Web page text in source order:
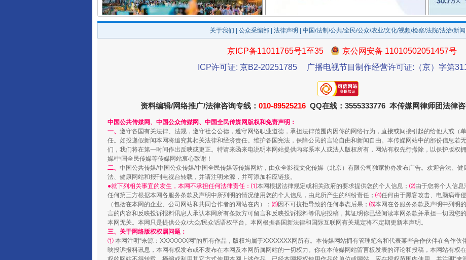
千年窑火 生生不息
揭开“小金库”的免责幌子 以产业富民促振兴
关于我们 公众采编部 法律声明 | 中国/法制/公共/全民/公众/农业/文化/视频/检察/法院/法治/新闻
京ICP备11011765号1至35
京公网安备 11010502051457号
ICP许可证: 京B2-20251785
广播电视节目制作经营许可证:（京）字第
资料编辑/网络推广/法律咨询专线： 010-89525216 QQ在线：3555333776 本传媒网律师团法律咨
中国公共传媒网、中国公众传媒网、中国全民传媒网版权和免责声明：
一、 遵守各国有关法律、法规，遵守社会公德，遵守网络职业道德，承担法律范围内因你的网络行为，直接或间接引起的给他人或（
任。如投递假新闻本网将追究其相关法律和经济责任。维护各国宪法，保障公民的言论自由和新闻自由。本传媒网站中的部份信息若
们，我们将在第一时间作出反映或更正。特请来函来电说明本网站提供内容系本人或法人版权所有，网站有权先行撤除，以保护版权
媒/中国全民传媒等传媒网站衷心致谢！
二、 中国公共传媒/中国公众传媒/中国全民传媒等传媒网站，由众全影视文化传媒（北京）有限公司独家协办发布广告。欢迎合法、
法、健康网站和报刊电视台转载，并请注明来源，并可添加相应链接。
●就下列相关事宜的发生，本网不承担任何法律责任：⑴本网根据法律规定或相关政府的要求提供您的个人信息； ⑵由于您将个人信息
任何第三方根据本网各服务条款及声明中所列明的情况使用您的个人信息，由此所产生的纠纷责任； ⑷任何由于黑客攻击、电脑病毒
（包括在本网的企业、公司网站和共同合作者的网站在内）； ⑸因不可抗拒导致的任何事态后果； ⑹本网在各服务条款及声明中列明
言的内容和反映投诉报料讯息人承认本网所有条款方可留言和反映投诉报料等讯息投稿，其证明你已经阅读本网条款并承担一切因您
本网无关。本网只是提供公众/大众/民众话语权平台。本网根据各国新法律和国际互联网有关规定将不定期更新本声明。
三、关于网络版权权属问题：
① 本网注明“来源：XXXXXXX网”的所有作品，版权均属于XXXXXXX网所有。本传媒网站拥有管理笔名和代表某些合作伙伴在合作伙
映投诉报料讯息，本网有权发布或不发布在本网及本网所属网站的一切权力。你在本传媒网站留言板发表的评论和投稿，本网站有权